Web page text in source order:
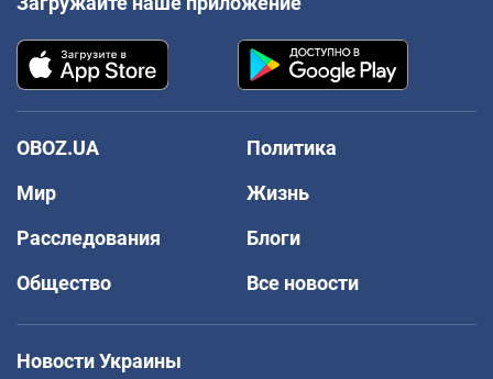
OBOZ.UA
Политика
Мир
Жизнь
Расследования
Блоги
Общество
Все новости
Новости Украины